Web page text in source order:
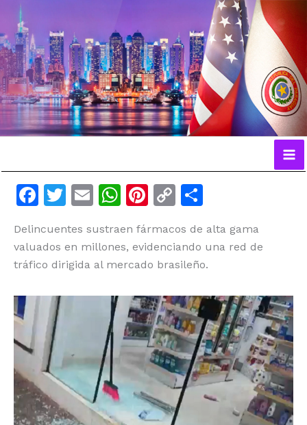
contenido
F
c
e
o
o
k
T
itt
er
E
ai
l
W
at
s
p
p
Pi
te
re
C
p
y
n
k
m
p
ti
r
Delincuentes sustraen fármacos de alta gama
valuados en millones, evidenciando una red de
tráfico dirigida al mercado brasileño.